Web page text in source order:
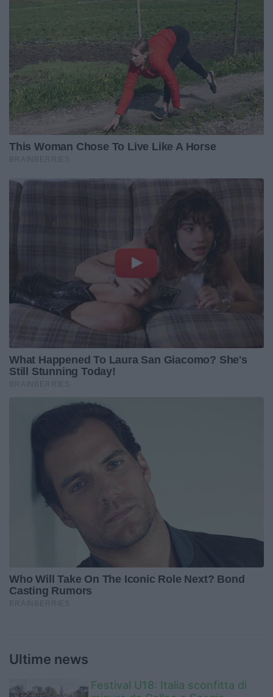
Ultime news
Festival U18: Italia sconfitta di